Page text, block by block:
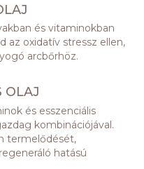
és vitaminokban
az oxidatív stressz ellen,
arcbőrhöz.
OLAJ
és esszenciális
kombinációjával.
termelődését,
hatású